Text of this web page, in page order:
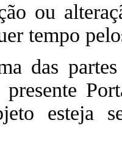
ou
tempo
das
esteja